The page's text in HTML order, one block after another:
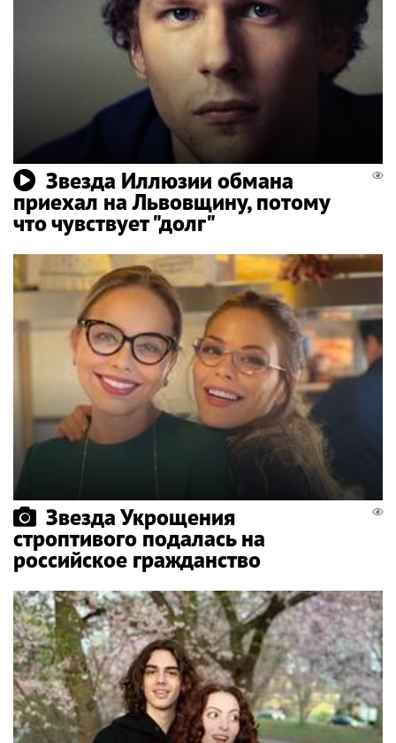
Звезда Иллюзии обмана
приехал на Львовщину, потому
что чувствует "долг"
Звезда Укрощения
строптивого подалась на
российское гражданство